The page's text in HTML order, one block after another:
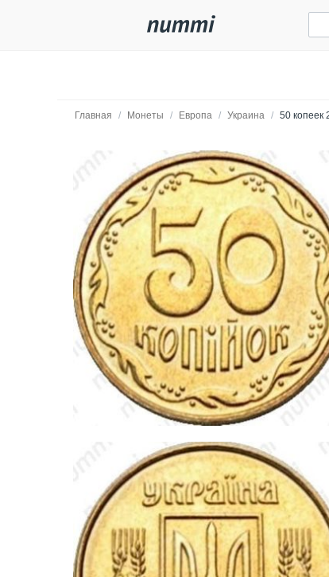
Главная / Монеты / Европа / Украина / 50 копеек